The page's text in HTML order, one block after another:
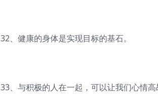
32、健康的身体是实现目标的基石。
33、与积极的人在一起，可以让我们心情